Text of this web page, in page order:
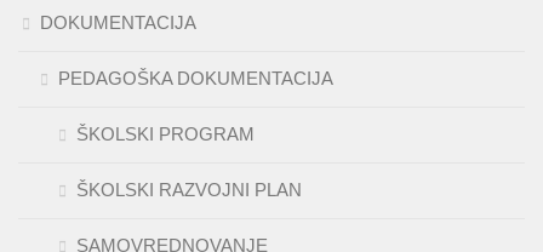
DOKUMENTACIJA
PEDAGOŠKA DOKUMENTACIJA
ŠKOLSKI PROGRAM
ŠKOLSKI RAZVOJNI PLAN
SAMOVREDNOVANJE